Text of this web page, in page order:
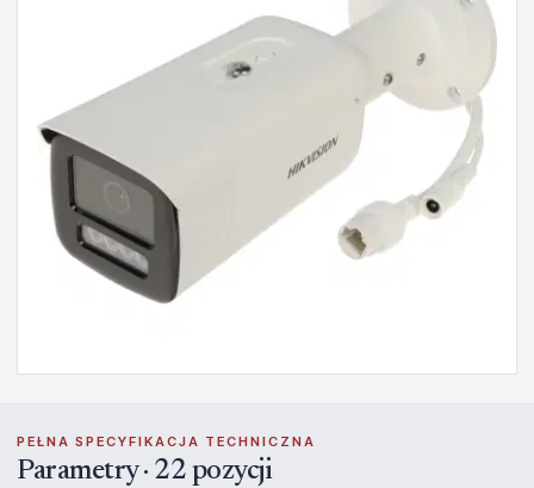
PEŁNA SPECYFIKACJA TECHNICZNA
Parametry · 22 pozycji